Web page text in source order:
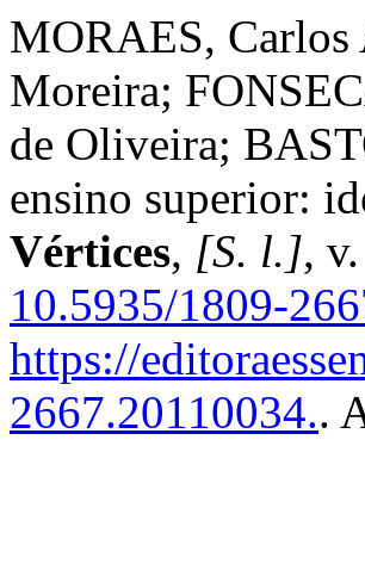
MORAES, Carlos
Moreira;
de Oliveira;
ensino superior:
Vértices, [S. l.],
10.5935/1809-
https://
2667.20110034..